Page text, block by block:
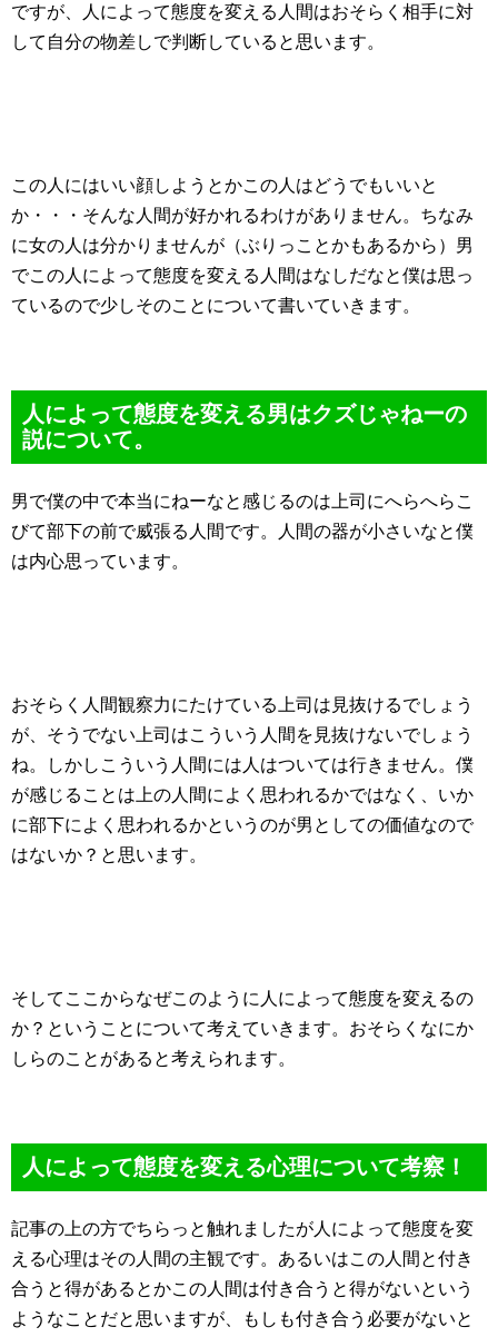
ですが、人によって態度を変える人間はおそらく相手に対
して自分の物差しで判断していると思います。
この人にはいい顔しようとかこの人はどうでもいいと
か・・・そんな人間が好かれるわけがありません。ちなみ
に女の人は分かりませんが（ぶりっことかもあるから）男
でこの人によって態度を変える人間はなしだなと僕は思っ
ているので少しそのことについて書いていきます。
人によって態度を変える男はクズじゃねーの
説について。
男で僕の中で本当にねーなと感じるのは上司にへらへらこ
びて部下の前で威張る人間です。人間の器が小さいなと僕
は内心思っています。
おそらく人間観察力にたけている上司は見抜けるでしょう
が、そうでない上司はこういう人間を見抜けないでしょう
ね。しかしこういう人間には人はついては行きません。僕
が感じることは上の人間によく思われるかではなく、いか
に部下によく思われるかというのが男としての価値なので
はないか？と思います。
そしてここからなぜこのように人によって態度を変えるの
か？ということについて考えていきます。おそらくなにか
しらのことがあると考えられます。
人によって態度を変える心理について考察！
記事の上の方でちらっと触れましたが人によって態度を変
える心理はその人間の主観です。あるいはこの人間と付き
合うと得があるとかこの人間は付き合うと得がないという
ようなことだと思いますが、もしも付き合う必要がないと